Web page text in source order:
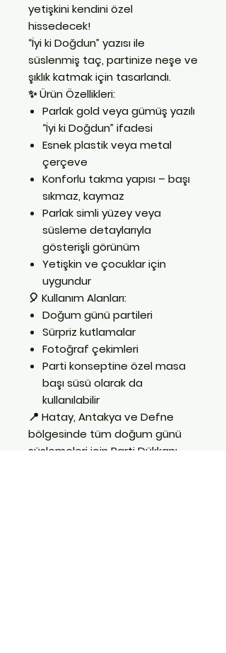
yetişkini kendini özel
hissedecek!
“İyi ki Doğdun” yazısı ile
süslenmiş taç, partinize neşe ve
şıklık katmak için tasarlandı.
✨Ürün Özellikleri:
Parlakgold veya gümüş yazılı
“İyi ki Doğdun” ifadesi
Esnek plastik veya metal
çerçeve
Konforlu takma yapısı – başı
sıkmaz, kaymaz
Parlak simli yüzey veya
süsleme detaylarıyla
gösterişli görünüm
Yetişkin ve çocuklar için
uygundur
🎈 Kullanım Alanları:
Doğum günü partileri
Sürpriz kutlamalar
Fotoğraf çekimleri
Parti konseptine özel masa
başı süsü olarak da
kullanılabilir
📍 Hatay, Antakya ve Defne
bölgesinde tüm doğum günü
süslemeleri için Parti Dükkanı